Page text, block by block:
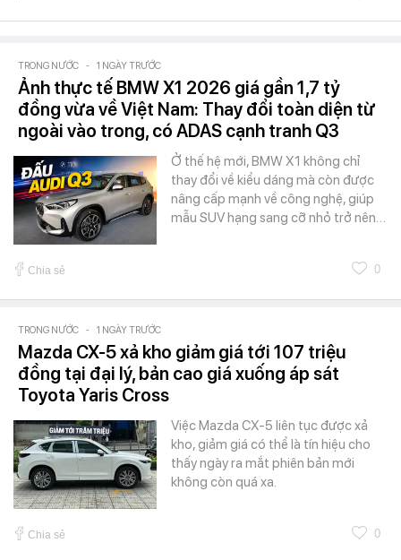
TRONG NƯỚC - 1 NGÀY TRƯỚC
Ảnh thực tế BMW X1 2026 giá gần 1,7 tỷ
đồng vừa về Việt Nam: Thay đổi toàn diện từ
ngoài vào trong, có ADAS cạnh tranh Q3
Ở thế hệ mới, BMW X1 không chỉ
thay đổi về kiểu dáng mà còn được
nâng cấp mạnh về công nghệ, giúp
mẫu SUV hạng sang cỡ nhỏ trở nên…
Chia sẻ 0
TRONG NƯỚC - 1 NGÀY TRƯỚC
Mazda CX-5 xả kho giảm giá tới 107 triệu
đồng tại đại lý, bản cao giá xuống áp sát
Toyota Yaris Cross
Việc Mazda CX-5 liên tục được xả
kho, giảm giá có thể là tín hiệu cho
thấy ngày ra mắt phiên bản mới
không còn quá xa.
Chia sẻ 0